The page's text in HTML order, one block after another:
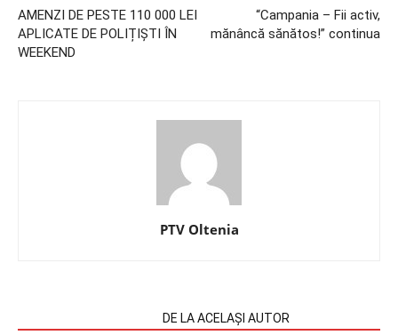
AMENZI DE PESTE 110 000 LEI
APLICATE DE POLIȚIȘTI ÎN
WEEKEND
“Campania – Fii activ,
mănâncă sănătos!” continua
PTV Oltenia
DE LA ACELAȘI AUTOR